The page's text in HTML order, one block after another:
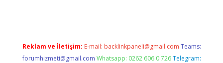
Reklam ve İletişim: E-mail: backlinkpaneli@gmail.com Teams:
forumhizmeti@gmail.com Whatsapp: 0262 606 0 726 Telegram: